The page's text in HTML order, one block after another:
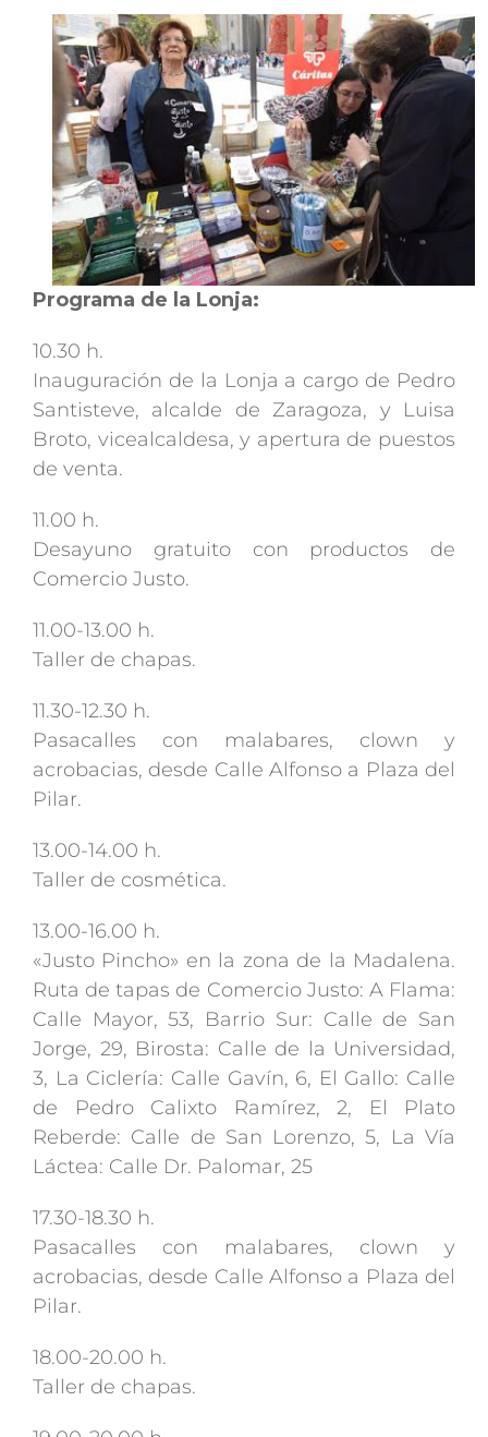
Programa de la Lonja:
10.30 h.
Inauguración de la Lonja a cargo de Pedro
Santisteve, alcalde de Zaragoza, y Luisa
Broto, vicealcaldesa, y apertura de puestos
de venta.
11.00 h.
Desayuno gratuito con productos de
Comercio Justo.
11.00-13.00 h.
Taller de chapas.
11.30-12.30 h.
Pasacalles con malabares, clown y
acrobacias, desde Calle Alfonso a Plaza del
Pilar.
13.00-14.00 h.
Taller de cosmética.
13.00-16.00 h.
«Justo Pincho» en la zona de la Madalena.
Ruta de tapas de Comercio Justo: A Flama:
Calle Mayor, 53, Barrio Sur: Calle de San
Jorge, 29, Birosta: Calle de la Universidad,
3, La Ciclería: Calle Gavín, 6, El Gallo: Calle
de Pedro Calixto Ramírez, 2, El Plato
Reberde: Calle de San Lorenzo, 5, La Vía
Láctea: Calle Dr. Palomar, 25
17.30-18.30 h.
Pasacalles con malabares, clown y
acrobacias, desde Calle Alfonso a Plaza del
Pilar.
18.00-20.00 h.
Taller de chapas.